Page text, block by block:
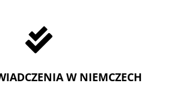

W NIEMCZECH